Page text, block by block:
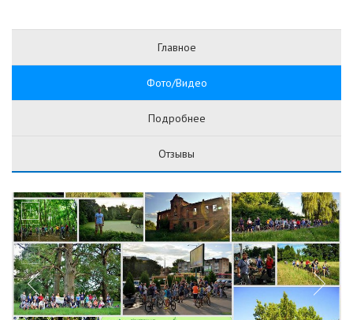
Главное
Фото/Видео
Подробнее
Отзывы